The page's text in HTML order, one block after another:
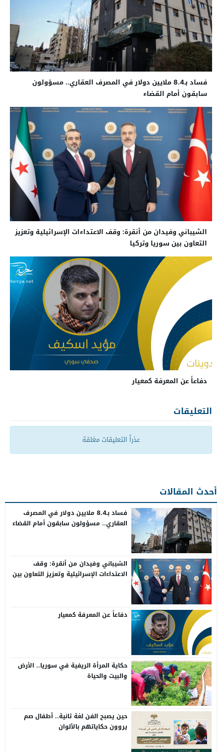
فساد بـ8.4 ملايين دولار في المصرف العقاري.. مسؤولون
سابقون أمام القضاء
الشيباني وفيدان من أنقرة: وقف الاعتداءات الإسرائيلية وتعزيز
التعاون بين سوريا وتركيا
دفاعاً عن المعرفة كمعيار
التعليقات
عذراً التعليقات مغلقة
أحدث المقالات
فساد بـ8.4 ملايين دولار في المصرف
العقاري.. مسؤولون سابقون أمام القضاء
الشيباني وفيدان من أنقرة: وقف
الاعتداءات الإسرائيلية وتعزيز التعاون بين
دفاعاً عن المعرفة كمعيار
حكاية المرأة الريفية في سوريا.. الأرض
والبيت والحياة
حين يصبح الفن لغة ثانية.. أطفال صم
يروون حكاياتهم بالألوان